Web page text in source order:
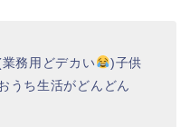
務用どデカい
)子供
うち生活がどんどん